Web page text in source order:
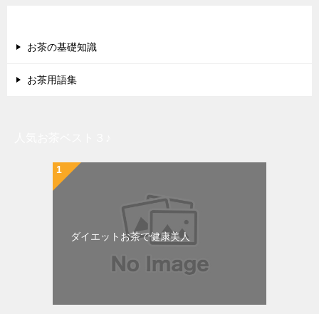
お茶の基礎知識
お茶用語集
ダイエットお茶で健康美人